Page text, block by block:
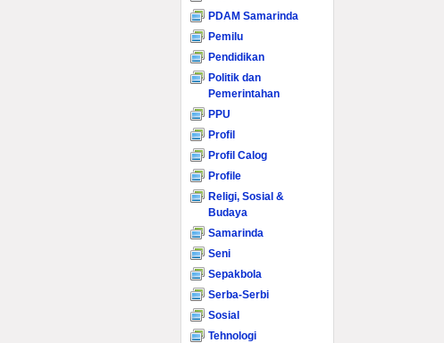
PDAM Samarinda
Pemilu
Pendidikan
Politik dan
Pemerintahan
PPU
Profil
Profil Calog
Profile
Religi, Sosial &
Budaya
Samarinda
Seni
Sepakbola
Serba-Serbi
Sosial
Tehnologi